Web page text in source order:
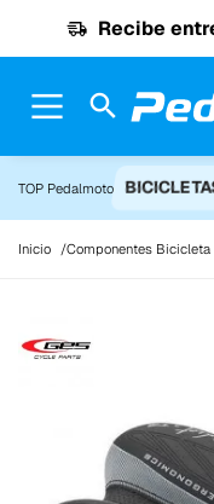
Recibe
TOP Pedalmoto
Inicio Componentes Bicicleta